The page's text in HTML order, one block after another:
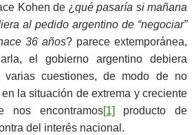
Kohen de ¿qué pasaría si mañana
al pedido argentino de “negociar”
36 años? parece extemporánea,
el gobierno argentino debiera
varias cuestiones, de modo de no
en la situación de extrema y creciente
nos encontramos[1] producto de
del interés nacional.